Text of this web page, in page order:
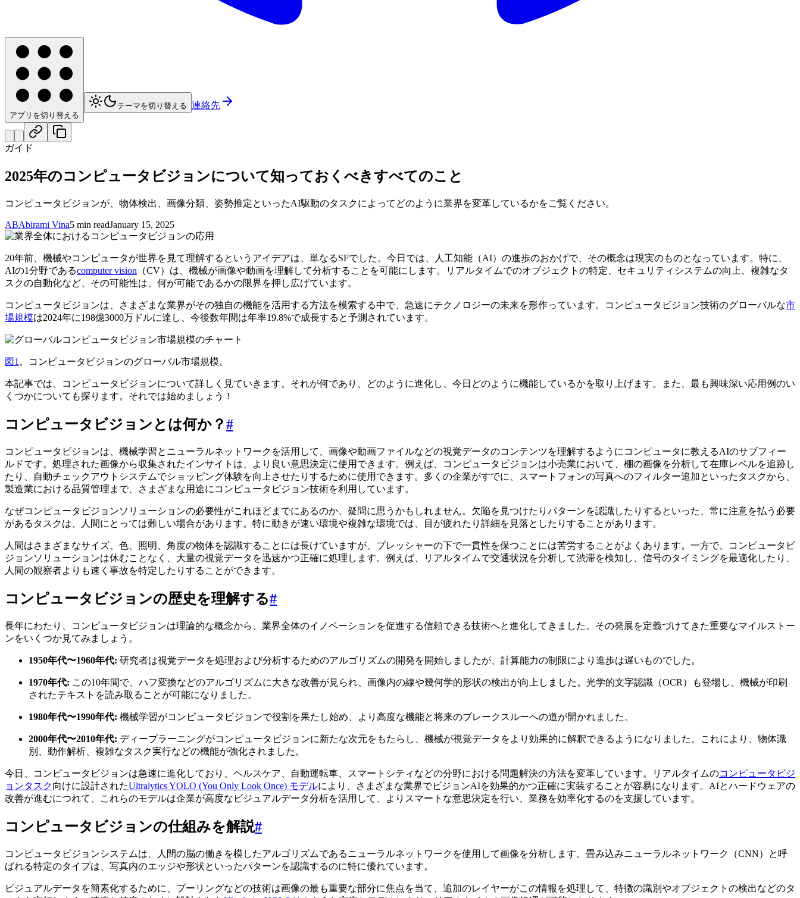
アプリを切り替える
テーマを切り替える 連絡先
ガイド
2025年のコンピュータビジョンについて知っておくべきすべてのこと
コンピュータビジョンが、物体検出、画像分類、姿勢推定といったAI駆動のタスクによってどのように業界を変革しているかをご覧ください。
ABAbirami Vina5 min readJanuary 15, 2025
20年前、機械やコンピュータが世界を見て理解するというアイデアは、単なるSFでした。今日では、人工知能（AI）の進歩のおかげで、その概念は現実のものとなっています。特に、
AIの1分野であるcomputer vision （CV）は、機械が画像や動画を理解して分析することを可能にします。リアルタイムでのオブジェクトの特定、セキュリティシステムの向上、複雑なタ
スクの自動化など、その可能性は、何が可能であるかの限界を押し広げています。
コンピュータビジョンは、さまざまな業界がその独自の機能を活用する方法を模索する中で、急速にテクノロジーの未来を形作っています。コンピュータビジョン技術のグローバルな市
場規模は2024年に198億3000万ドルに達し、今後数年間は年率19.8%で成長すると予測されています。
図1 。コンピュータビジョンのグローバル市場規模。
本記事では、コンピュータビジョンについて詳しく見ていきます。それが何であり、どのように進化し、今日どのように機能しているかを取り上げます。また、最も興味深い応用例のい
くつかについても探ります。それでは始めましょう！
コンピュータビジョンとは何か？#
コンピュータビジョンは、機械学習とニューラルネットワークを活用して、画像や動画ファイルなどの視覚データのコンテンツを理解するようにコンピュータに教えるAIのサブフィー
ルドです。処理された画像から収集されたインサイトは、より良い意思決定に使用できます。例えば、コンピュータビジョンは小売業において、棚の画像を分析して在庫レベルを追跡し
たり、自動チェックアウトシステムでショッピング体験を向上させたりするために使用できます。多くの企業がすでに、スマートフォンの写真へのフィルター追加といったタスクから、
製造業における品質管理まで、さまざまな用途にコンピュータビジョン技術を利用しています。
なぜコンピュータビジョンソリューションの必要性がこれほどまでにあるのか、疑問に思うかもしれません。欠陥を見つけたりパターンを認識したりするといった、常に注意を払う必要
があるタスクは、人間にとっては難しい場合があります。特に動きが速い環境や複雑な環境では、目が疲れたり詳細を見落としたりすることがあります。
人間はさまざまなサイズ、色、照明、角度の物体を認識することには長けていますが、プレッシャーの下で一貫性を保つことには苦労することがよくあります。一方で、コンピュータビ
ジョンソリューションは休むことなく、大量の視覚データを迅速かつ正確に処理します。例えば、リアルタイムで交通状況を分析して渋滞を検知し、信号のタイミングを最適化したり、
人間の観察者よりも速く事故を特定したりすることができます。
コンピュータビジョンの歴史を理解する#
長年にわたり、コンピュータビジョンは理論的な概念から、業界全体のイノベーションを促進する信頼できる技術へと進化してきました。その発展を定義づけてきた重要なマイルストー
ンをいくつか見てみましょう。
1950年代〜1960年代: 研究者は視覚データを処理および分析するためのアルゴリズムの開発を開始しましたが、計算能力の制限により進歩は遅いものでした。
1970年代: この10年間で、ハフ変換などのアルゴリズムに大きな改善が見られ、画像内の線や幾何学的形状の検出が向上しました。光学的文字認識（OCR）も登場し、機械が印刷
されたテキストを読み取ることが可能になりました。
1980年代〜1990年代: 機械学習がコンピュータビジョンで役割を果たし始め、より高度な機能と将来のブレークスルーへの道が開かれました。
2000年代〜2010年代: ディープラーニングがコンピュータビジョンに新たな次元をもたらし、機械が視覚データをより効果的に解釈できるようになりました。これにより、物体識
別、動作解析、複雑なタスク実行などの機能が強化されました。
今日、コンピュータビジョンは急速に進化しており、ヘルスケア、自動運転車、スマートシティなどの分野における問題解決の方法を変革しています。リアルタイムのコンピュータビジ
ョンタスク向けに設計されたUltralytics YOLO (You Only Look Once) モデルにより、さまざまな業界でビジョンAIを効果的かつ正確に実装することが容易になります。AIとハードウェアの
改善が進むにつれて、これらのモデルは企業が高度なビジュアルデータ分析を活用して、よりスマートな意思決定を行い、業務を効率化するのを支援しています。
コンピュータビジョンの仕組みを解説#
コンピュータビジョンシステムは、人間の脳の働きを模したアルゴリズムであるニューラルネットワークを使用して画像を分析します。畳み込みニューラルネットワーク（CNN）と呼
ばれる特定のタイプは、写真内のエッジや形状といったパターンを認識するのに特に優れています。
ビジュアルデータを簡素化するために、プーリングなどの技術は画像の最も重要な部分に焦点を当て、追加のレイヤーがこの情報を処理して、特徴の識別やオブジェクトの検出などのタ